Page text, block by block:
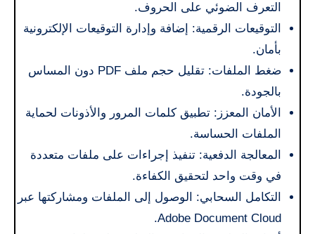
التعرف الضوئي على الحروف.
التوقيعات الرقمية: إضافة وإدارة التوقيعات الإلكترونية
بأمان.
ضغط الملفات: تقليل حجم ملف PDF دون المساس
بالجودة.
الأمان المعزز: تطبيق كلمات المرور والأذونات لحماية
الملفات الحساسة.
المعالجة الدفعية: تنفيذ إجراءات على ملفات متعددة
في وقت واحد لتحقيق الكفاءة.
التكامل السحابي: الوصول إلى الملفات ومشاركتها عبر
Adobe Document Cloud.